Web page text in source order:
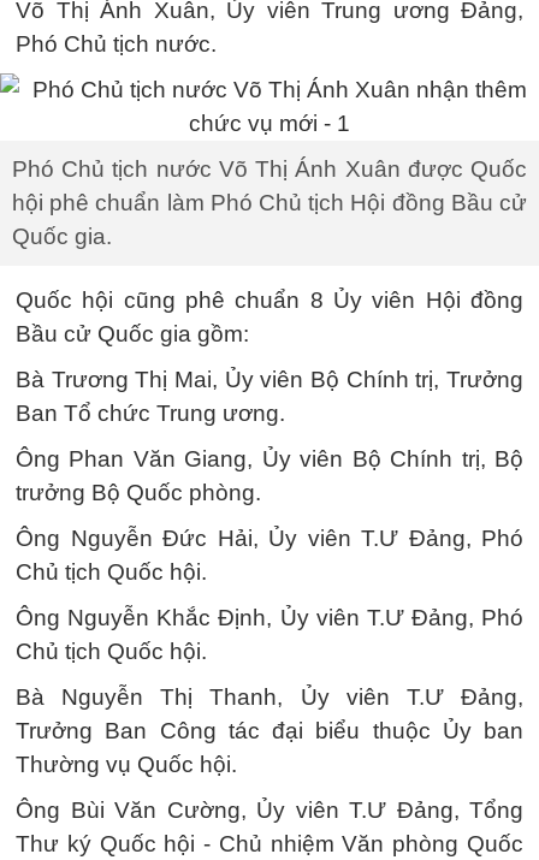
Võ Thị Ánh Xuân, Ủy viên Trung ương Đảng,
Phó Chủ tịch nước.
Phó Chủ tịch nước Võ Thị Ánh Xuân được Quốc
hội phê chuẩn làm Phó Chủ tịch Hội đồng Bầu cử
Quốc gia.
Quốc hội cũng phê chuẩn 8 Ủy viên Hội đồng
Bầu cử Quốc gia gồm:
Bà Trương Thị Mai, Ủy viên Bộ Chính trị, Trưởng
Ban Tổ chức Trung ương.
Ông Phan Văn Giang, Ủy viên Bộ Chính trị, Bộ
trưởng Bộ Quốc phòng.
Ông Nguyễn Đức Hải, Ủy viên T.Ư Đảng, Phó
Chủ tịch Quốc hội.
Ông Nguyễn Khắc Định, Ủy viên T.Ư Đảng, Phó
Chủ tịch Quốc hội.
Bà Nguyễn Thị Thanh, Ủy viên T.Ư Đảng,
Trưởng Ban Công tác đại biểu thuộc Ủy ban
Thường vụ Quốc hội.
Ông Bùi Văn Cường, Ủy viên T.Ư Đảng, Tổng
Thư ký Quốc hội - Chủ nhiệm Văn phòng Quốc